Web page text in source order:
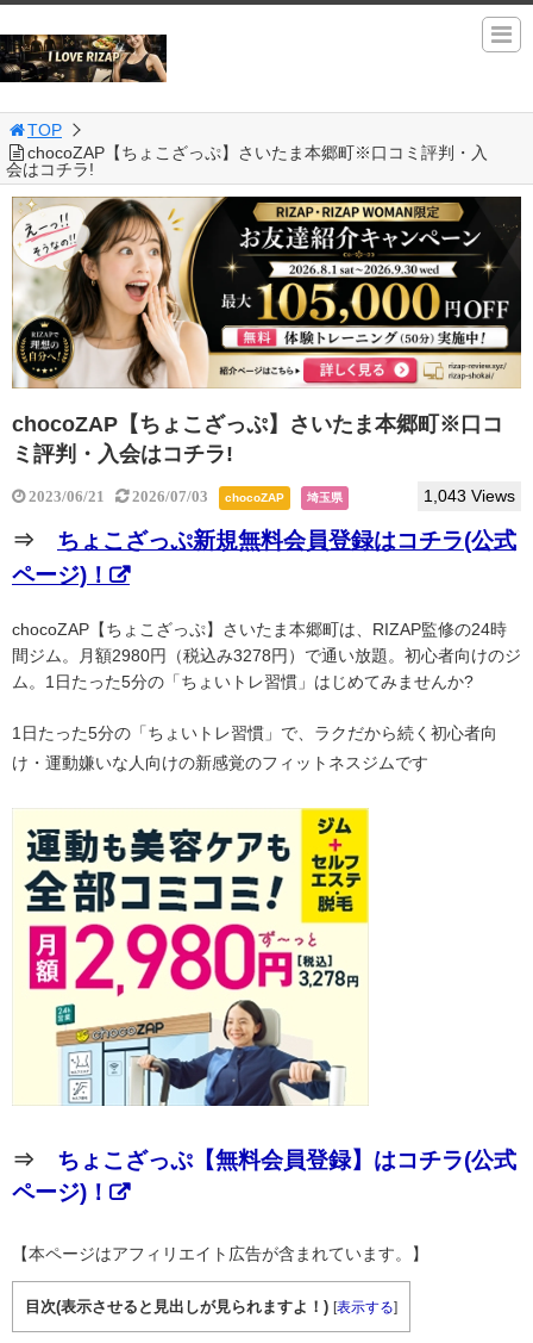
TOP
chocoZAP【ちょこざっぷ】さいたま本郷町※口コミ評判・入
会はコチラ!
chocoZAP【ちょこざっぷ】さいたま本郷町※口コ
ミ評判・入会はコチラ!
2023/06/21 2026/07/03 chocoZAP 埼玉県 1,043 Views
⇒ ちょこざっぷ新規無料会員登録はコチラ(公式
ページ)！
chocoZAP【ちょこざっぷ】さいたま本郷町は、RIZAP監修の24時
間ジム。月額2980円（税込み3278円）で通い放題。初心者向けのジ
ム。1日たった5分の「ちょいトレ習慣」はじめてみませんか?
1日たった5分の「ちょいトレ習慣」で、ラクだから続く初心者向
け・運動嫌いな人向けの新感覚のフィットネスジムです
⇒ ちょこざっぷ【無料会員登録】はコチラ(公式
ページ)！
【本ページはアフィリエイト広告が含まれています。】
目次(表示させると見出しが見られますよ！) [表示する]